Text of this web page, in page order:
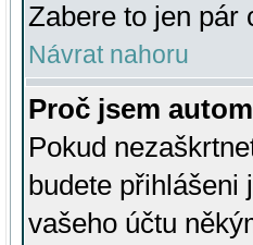
Zabere to jen pár
Návrat nahoru
Proč jsem
Pokud
budete přihlášeni
vašeho účtu